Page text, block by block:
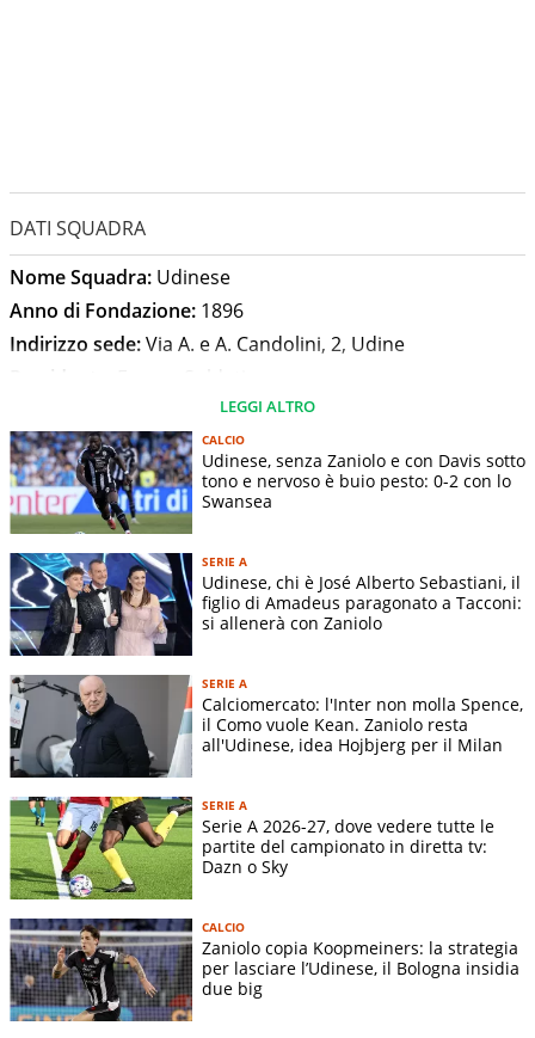
DATI SQUADRA
Nome Squadra: Udinese
Anno di Fondazione: 1896
Indirizzo sede:Via A. e A. Candolini, 2, Udine
Presidente:
Kosta Runjaic
Stadio:Bluenergy Stadium
Capienza Stadio:25144
Indirizzo stadio:-
Dimensioni terreno di gioco: -
STORIA SQUADRA
Colori della maglia dell'Udinese: bianco e nero e strisce
verticali.
I colori sono sempre stati questi, presenti anche nelle
insegne di Udine, ma la partitura sulla maglia è variata
negli anni.
Soprannomi dell'Udinese:I Friulani, I Bianconeri, Le
Zebrette
Rivalità più forti:Triestina, Verona, Juventus, Napoli,
Bologna e Venezia
La Storia dell'Udinese
Chi ha fondato l'Udinese
LEGGI ALTRO
CALCIO
Udinese, senza Zaniolo e con Davis sotto
tono e nervoso è buio pesto: 0-2 con lo
Swansea
SERIE A
Udinese, chi è José Alberto Sebastiani, il
figlio di Amadeus paragonato a Tacconi:
si allenerà con Zaniolo
SERIE A
Calciomercato: l'Inter non molla Spence,
il Como vuole Kean. Zaniolo resta
all'Udinese, idea Hojbjerg per il Milan
SERIE A
Serie A 2026-27, dove vedere tutte le
partite del campionato in diretta tv:
Dazn o Sky
CALCIO
Zaniolo copia Koopmeiners: la strategia
per lasciare l’Udinese, il Bologna insidia
due big